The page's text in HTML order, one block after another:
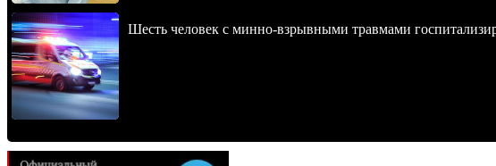
Шесть человек с минно-взрывными травмами